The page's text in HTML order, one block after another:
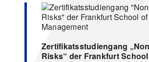
Zertifikatsstudiengang
Risks“ der Frankfurt